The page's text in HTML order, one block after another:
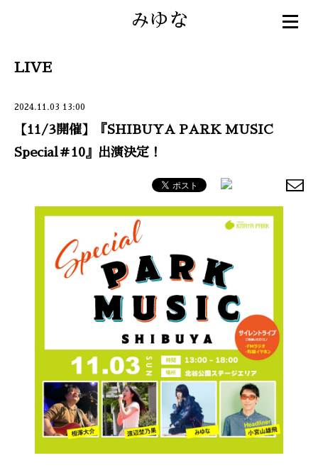
みゆな
LIVE
2024.11.03 13:00
【11/3開催】『SHIBUYA PARK MUSIC
Special＃10』出演決定！